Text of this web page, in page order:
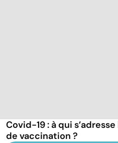
Covid-19 : à qui
de vaccination ?